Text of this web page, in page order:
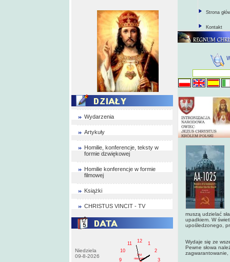
Wydarzenia
Artykuły
Homilie, konferencje, teksty w
formie dzwiękowej
Homilie konferencje w formie
filmowej
Książki
CHRISTUS VINCIT - TV
Niedziela
09-8-2026
1
2
3
9
10
11
12
PM
niedziela
Strona
Kontakt
muszą udzielać
upadkiem. W
upośledzonego,
Wydaje się ze
Pewne słowa
zagwarantowanie,